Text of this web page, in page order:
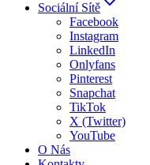
Sociální Sítě
Facebook
Instagram
LinkedIn
Onlyfans
Pinterest
Snapchat
TikTok
X (Twitter)
YouTube
O Nás